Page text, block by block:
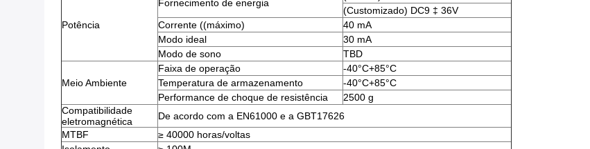
Potência
Fornecimento de energia
(Customizado) DC9 ‡ 36V
Corrente ((máximo)
40 mA
Modo ideal
30 mA
Modo de sono
TBD
Meio Ambiente
Faixa de operação
-40°C+85°C
Temperatura de armazenamento
-40°C+85°C
Performance de choque de resistência
2500 g
Compatibilidade
eletromagnética
De acordo com a EN61000 e a GBT17626
MTBF
≥ 40000 horas/voltas